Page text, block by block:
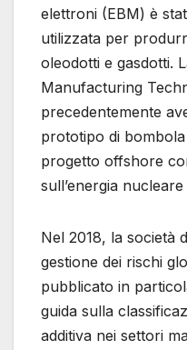
elettroni (EBM) è
utilizzata per
oleodotti e gasdotti.
Manufacturing
precedentemente
prototipo di
progetto offshore
sull’energia nucleare
Nel 2018, la società
gestione dei rischi
pubblicato in
guida sulla
additiva nei settori